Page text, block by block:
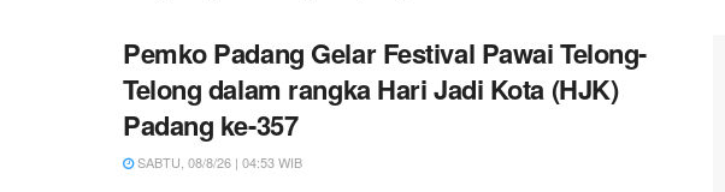
Pemko Padang Gelar Festival Pawai Telong-
Telong dalam rangka Hari Jadi Kota (HJK)
Padang ke-357
SABTU, 08/8/26 | 04:53 WIB